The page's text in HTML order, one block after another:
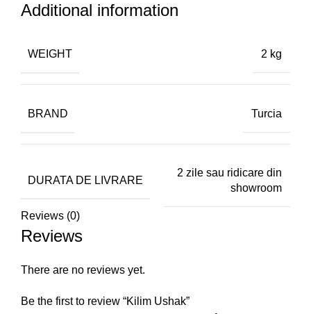
Additional information
WEIGHT 2 kg
BRAND Turcia
DURATA DE LIVRARE
2 zile sau ridicare din
showroom
Reviews (0)
Reviews
There are no reviews yet.
Be the first to review “Kilim Ushak”